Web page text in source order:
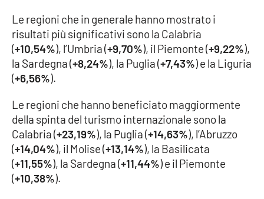
Lacapitalenews.it
Ilreggino.it
Cosenzachannel.it
Ilvibonese.it
Catanzarochannel.it
APP
Le regioni che in generale hanno mostrato i
risultati più significativi sono la Calabria
(+10,54%), l’Umbria (+9,70%), il Piemonte (+9,22%),
la Sardegna (+8,24%), la Puglia (+7,43%) e la Liguria
(+6,56%).
Le regioni che hanno beneficiato maggiormente
della spinta del turismo internazionale sono la
Calabria (+23,19%), la Puglia (+14,63%), l’Abruzzo
(+14,04%), il Molise (+13,14%), la Basilicata
(+11,55%), la Sardegna (+11,44%) e il Piemonte
(+10,38%).